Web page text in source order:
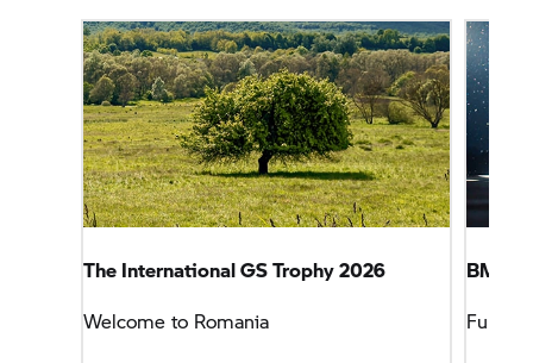
The InternationalGS Trophy2026
Welcome to Romania
BMW
Full